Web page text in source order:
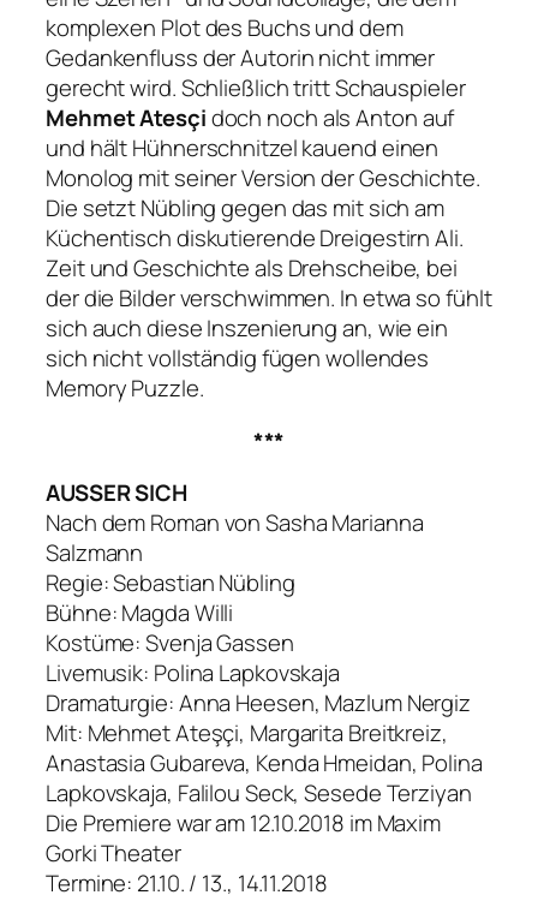
komplexen Plot des Buchs und dem
Gedankenfluss der Autorin nicht immer
gerecht wird. Schließlich tritt Schauspieler
Mehmet Atesçidoch noch als Anton auf
und hält Hühnerschnitzel kauend einen
Monolog mit seiner Version der Geschichte.
Die setzt Nübling gegen das mit sich am
Küchentisch diskutierende Dreigestirn Ali.
Zeit und Geschichte als Drehscheibe, bei
der die Bilder verschwimmen. In etwa so fühlt
sich auch diese Inszenierung an, wie ein
sich nicht vollständig fügen wollendes
Memory Puzzle.
***
AUSSER SICH
Nach dem Roman von Sasha Marianna
Salzmann
Regie: Sebastian Nübling
Bühne: Magda Willi
Kostüme: Svenja Gassen
Livemusik: Polina Lapkovskaja
Dramaturgie: Anna Heesen, Mazlum Nergiz
Mit: Mehmet Ateşçi, Margarita Breitkreiz,
Anastasia Gubareva, Kenda Hmeidan, Polina
Lapkovskaja, Falilou Seck, Sesede Terziyan
Die Premiere war am 12.10.2018 im Maxim
Gorki Theater
Termine: 21.10. / 13., 14.11.2018